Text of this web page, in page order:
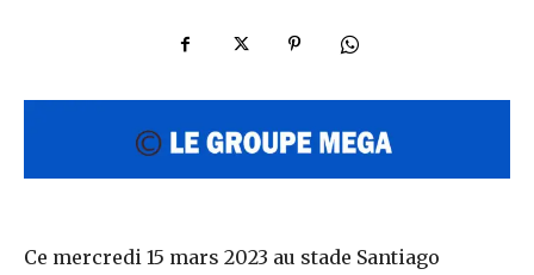
Ce mercredi 15 mars 2023 au stade Santiago